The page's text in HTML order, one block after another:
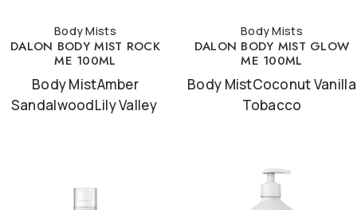
Body Mists
DALON BODY MIST ROCK
ME 100ML
Body MistAmber
SandalwoodLily Valley
Body Mists
DALON BODY MIST GLOW
ME 100ML
Body MistCoconut Vanilla
Tobacco